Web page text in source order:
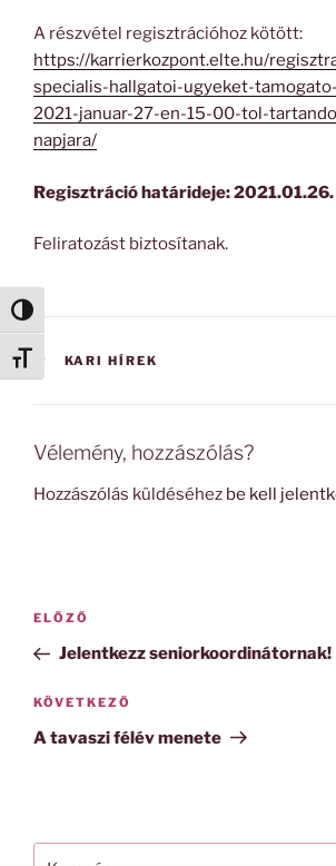
Nagy kontraszt váltása
Betűméret váltása
A részvétel regisztrációhoz kötött:
https://karrierkozpont.elte.hu/
specialis-hallgatoi-ugyeket-
2021-januar-27-en-15-00-tol-
napjara/
Regisztráció határideje: 2021.01.26.
Feliratozást biztosítanak.
KATEGÓRIÁK
KARI HÍREK
Vélemény, hozzászólás?
Hozzászólás küldéséhez be kell
Bejegyzés
Korábbi
bejegyzés
ELŐZŐ
Jelentkezz seniorkoordinátornak!
Következő
bejegyzés
KÖVETKEZŐ
A tavaszi félév menete